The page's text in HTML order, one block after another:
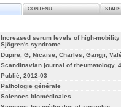
CONTENU
Increased serum levels of high-mobility
Sjögren's syndrome.
Dupire, G; Nicaise, Charles; Gangji,
Scandinavian journal of rheumatology,
Publié, 2012-03
Pathologie générale
Sciences biomédicales